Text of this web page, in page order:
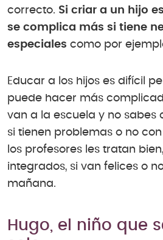
correcto. Si criar a un hijo
se complica más si tiene
especiales como por
Educar a los hijos es difícil
puede hacer más
van a la escuela y no sabes
si tienen problemas o no
los profesores les tratan
integrados, si van felices o
mañana.
Hugo, el niño que